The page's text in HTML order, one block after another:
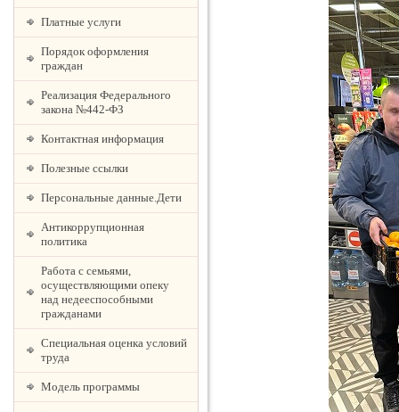
Платные услуги
Порядок оформления
граждан
Реализация Федерального
закона №442-ФЗ
Контактная информация
Полезные ссылки
Персональные данные.Дети
Антикоррупционная
политика
Работа с семьями,
осуществляющими опеку
над недееспособными
гражданами
Специальная оценка условий
труда
Модель программы